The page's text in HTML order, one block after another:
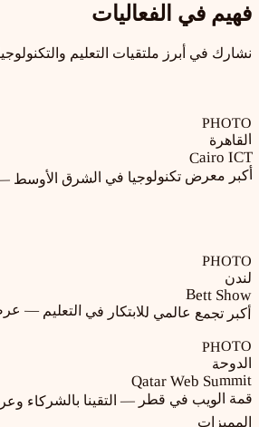
فهيم في الفعاليات
نشارك في أبرز ملتقيات التعليم
PHOTO
القاهرة
Cairo ICT
أكبر معرض تكنولوجيا في الشرق الأوسط — قابلنا
PHOTO
لندن
Bett Show
أكبر تجمع عالمي للابتكار في التعليم — عرضنا
PHOTO
الدوحة
Qatar Web Summit
قمة الويب في قطر — التقينا بالشركاء
المميزات